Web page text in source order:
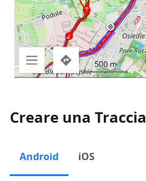
Creare una Traccia
Android iOS